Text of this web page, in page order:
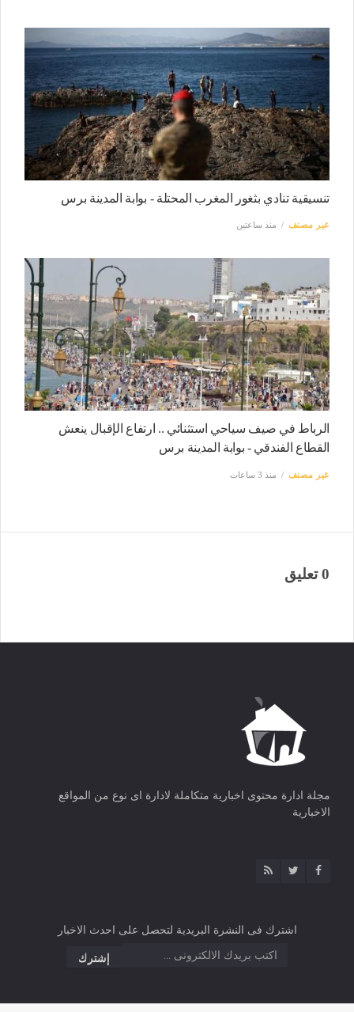
تنسيقية تنادي بثغور المغرب المحتلة - بوابة المدينة برس
غير مصنف منذ ساعتين
الرباط في صيف سياحي استثنائي .. ارتفاع الإقبال ينعش
القطاع الفندقي - بوابة المدينة برس
غير مصنف منذ 3 ساعات
0 تعليق
مجلة ادارة محتوى اخبارية متكاملة لادارة اى نوع من المواقع
الاخبارية
اشترك فى النشرة البريدية لتحصل على احدث الاخبار